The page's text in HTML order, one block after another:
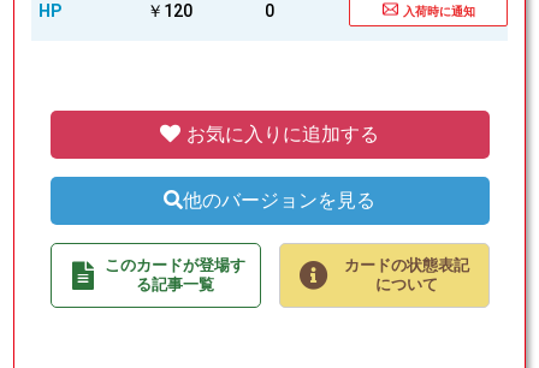
HP ￥120 0 入荷時に通知
お気に入りに追加する
他のバージョンを見る
このカードが登場す
る記事一覧
カードの状態表記
について